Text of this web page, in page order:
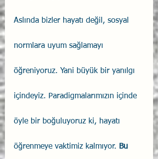
Aslında bizler hayatı değil, sosyal
normlara uyum sağlamayı
öğreniyoruz. Yani büyük bir yanılgı
içindeyiz. Paradigmalarımızın içinde
öyle bir boğuluyoruz ki, hayatı
öğrenmeye vaktimiz kalmıyor. Bu